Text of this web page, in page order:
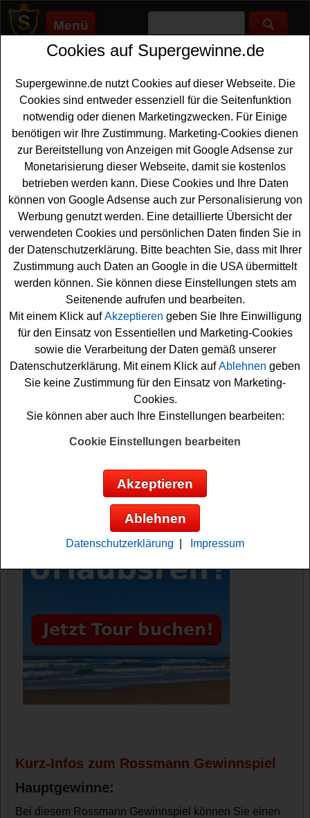
Menü
Supergewinne.de>Gewinnspiele>Reise Gewinnspiele>
Anzeige:
Rossmann Gewinnspiel Centaur
Rätsel
Wer gern einen tollenUrlaub gewinnenmöchte, sollte an
dem kostenlosen Rossmann Gewinnspiel mit dem
Centaur Rätsel teilnehmen. Als Hauptgewinn wartet ein
schöner Urlaub in Obertauern mit vier Übernachtungen
für zwei Erwachsene und zwei Kinder, inklusive Genuss-
Vollpension. Mit etwas Glück können Sie bei dem
Centaur Gewinnspiel diesen tollen Urlaub gewinnen.
Falls Sie an dem Rossmann Gewinnspiel teilnehmen
möchten, müssen Sie die aktuelle Centaur Rätsel
Lösung herausfinden. Auf www.rossmann.de/centaur-
raetsel dann nur noch fix die Lösung eingeben und
schon sind Sie gratis mit dabei. Machen Sie mit, knacken
Sie das Kreuzworträtsel und sichern Sie sich Ihre
Gewinnchance!
Anzeige:
Kurz-Infos zum Rossmann Gewinnspiel
Hauptgewinne:
Bei diesem Rossmann Gewinnspiel können Sie einen
Cookies auf Supergewinne.de
Supergewinne.de nutzt Cookies auf dieser Webseite. Die
Cookies sind entweder essenziell für die Seitenfunktion
notwendig oder dienen Marketingzwecken. Für Einige
benötigen wir Ihre Zustimmung. Marketing-Cookies dienen
zur Bereitstellung von Anzeigen mit Google Adsense zur
Monetarisierung dieser Webseite, damit sie kostenlos
betrieben werden kann. Diese Cookies und Ihre Daten
können von Google Adsense auch zur Personalisierung von
Werbung genutzt werden. Eine detaillierte Übersicht der
verwendeten Cookies und persönlichen Daten finden Sie in
der Datenschutzerklärung. Bitte beachten Sie, dass mit Ihrer
Zustimmung auch Daten an Google in die USA übermittelt
werden können. Sie können diese Einstellungen stets am
Seitenende aufrufen und bearbeiten.
Mit einem Klick aufAkzeptieren geben Sie Ihre Einwilligung
für den Einsatz von Essentiellen und Marketing-Cookies
sowie die Verarbeitung der Daten gemäß unserer
Datenschutzerklärung. Mit einem Klick aufAblehnen geben
Sie keine Zustimmung für den Einsatz von Marketing-
Cookies.
Sie können aber auch Ihre Einstellungen bearbeiten:
Cookie Einstellungen bearbeiten
Akzeptieren
Ablehnen
Datenschutzerklärung Impressum